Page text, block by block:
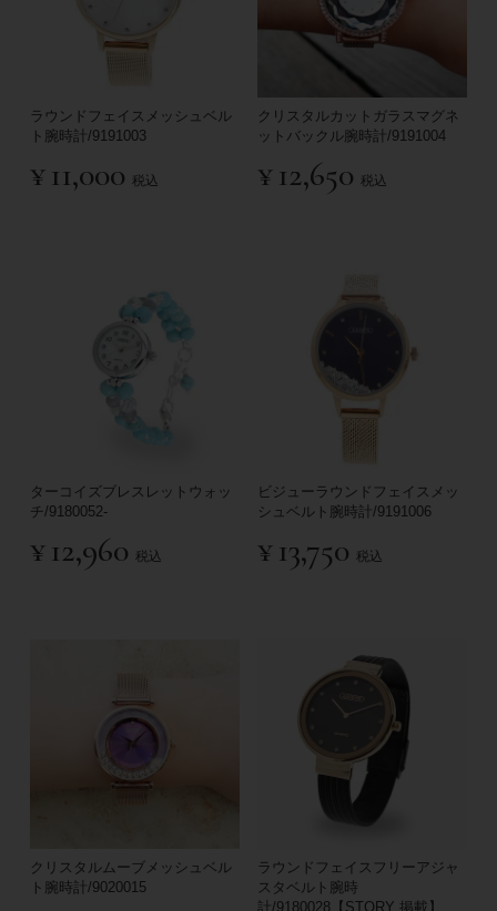
ラウンドフェイスメッシュベル
ト腕時計/9191003
¥ 11,000 税込
クリスタルカットガラスマグネ
ットバックル腕時計/9191004
¥ 12,650 税込
ターコイズブレスレットウォッ
チ/9180052-
¥ 12,960 税込
ビジューラウンドフェイスメッ
シュベルト腕時計/9191006
¥ 13,750 税込
クリスタルムーブメッシュベル
ト腕時計/9020015
ラウンドフェイスフリーアジャ
スタベルト腕時
計/9180028【STORY 掲載】